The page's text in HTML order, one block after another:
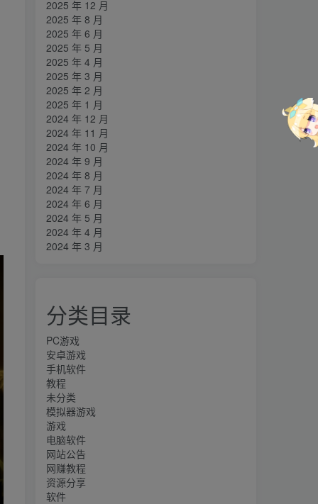
2025 年 12 月
2025 年 8 月
2025 年 6 月
2025 年 5 月
2025 年 4 月
2025 年 3 月
2025 年 2 月
2025 年 1 月
2024 年 12 月
2024 年 11 月
2024 年 10 月
2024 年 9 月
2024 年 8 月
2024 年 7 月
2024 年 6 月
2024 年 5 月
2024 年 4 月
2024 年 3 月
分类目录
PC游戏
安卓游戏
手机软件
教程
未分类
模拟器游戏
游戏
电脑软件
网站公告
网赚教程
资源分享
软件